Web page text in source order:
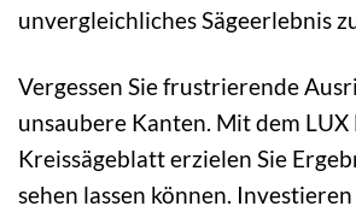
unvergleichliches Sägeerlebnis
Vergessen Sie frustrierende
unsaubere Kanten. Mit dem LUX
Kreissägeblatt erzielen Sie
sehen lassen können.